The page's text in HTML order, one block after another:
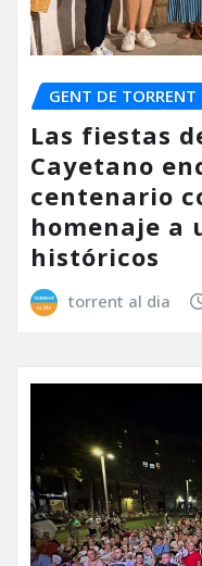
GENT DE TORRENT
Las fiestas
Cayetano
centenario
homenaje a
históricos
torrent al dia